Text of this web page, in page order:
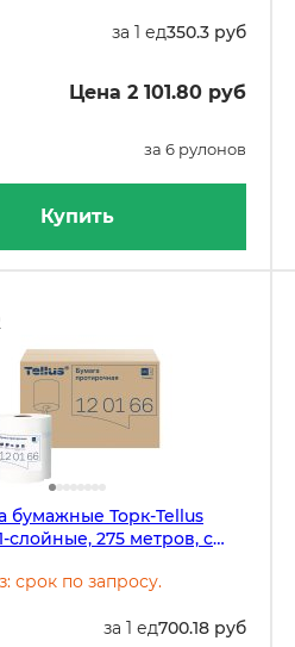
за 1 ед350.3 руб
Цена 2 101.80 руб
за 6 рулонов
Купить
бумажные Торк-Tellus
слойные, 275 метров, с
вытяжкой
срок по запросу.
за 1 ед700.18 руб